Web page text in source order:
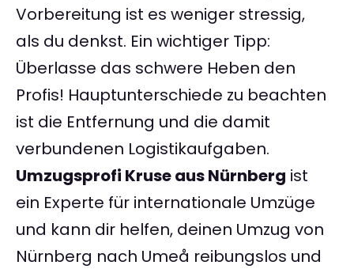
Vorbereitung ist es weniger stressig,
als du denkst. Ein wichtiger Tipp:
Überlasse das schwere Heben den
Profis! Hauptunterschiede zu beachten
ist die Entfernung und die damit
verbundenen Logistikaufgaben.
Umzugsprofi Kruse aus Nürnberg ist
ein Experte für internationale Umzüge
und kann dir helfen, deinen Umzug von
Nürnberg nach Umeå reibungslos und